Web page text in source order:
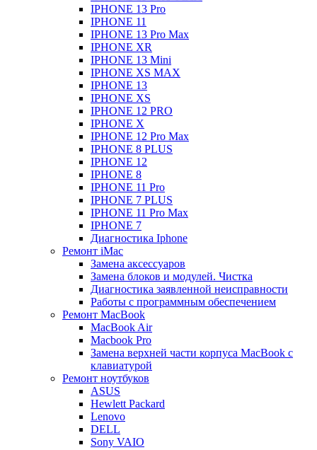
IPHONE 13 Pro
IPHONE 11
IPHONE 13 Pro Max
IPHONE XR
IPHONE 13 Mini
IPHONE XS MAX
IPHONE 13
IPHONE XS
IPHONE 12 PRO
IPHONE X
IPHONE 12 Pro Max
IPHONE 8 PLUS
IPHONE 12
IPHONE 8
IPHONE 11 Pro
IPHONE 7 PLUS
IPHONE 11 Pro Max
IPHONE 7
Диагностика Iphone
Ремонт iMac
Замена аксессуаров
Замена блоков и модулей. Чистка
Диагностика заявленной неисправности
Работы с программным обеспечением
Ремонт MacBook
MacBook Air
Macbook Pro
Замена верхней части корпуса MacBook с
клавиатурой
Ремонт ноутбуков
ASUS
Hewlett Packard
Lenovo
DELL
Sony VAIO